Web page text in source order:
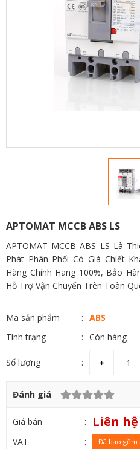
APTOMAT MCCB ABS LS
APTOMAT MCCB ABS LS Là
Phát Phân Phối Có Giá Chiết
Hàng Chính Hãng 100%, Bảo
Hỗ Trợ Vận Chuyển Trên Toàn
Mã sản phẩm
ABS
Tình trạng
Còn hàng
Số lượng
Đánh giá
Giá bán Liên hệ
VAT Đã bao gồm